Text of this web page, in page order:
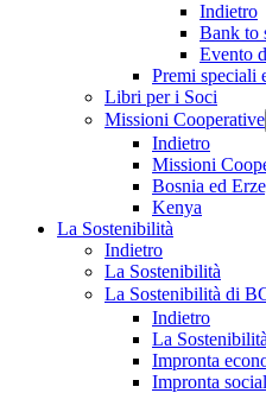
Indietro
Bank to
Evento
Premi speciali
Libri per i Soci
Missioni Cooperative
Indietro
Missioni
Bosnia ed
Kenya
La Sostenibilità
Indietro
La Sostenibilità
La Sostenibilità di
Indietro
La
Impronta
Impronta